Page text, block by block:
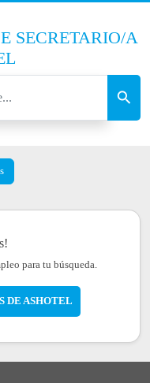
SECRETARIO/A
para tu búsqueda.
DE ASHOTEL